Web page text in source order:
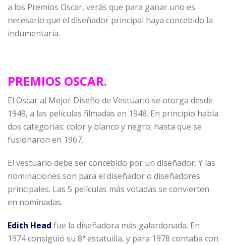
a los Premios Oscar, verás que para ganar uno es
necesario que el diseñador principal haya concebido la
indumentaria.
PREMIOS OSCAR.
El Oscar al Mejor Diseño de Vestuario se otorga desde
1949, a las películas filmadas en 1948. En principio había
dos categorías: color y blanco y negro; hasta que se
fusionaron en 1967.
El vestuario debe ser concebido por un diseñador. Y las
nominaciones son para el diseñador o diseñadores
principales. Las 5 películas más votadas se convierten
en nominadas.
Edith Head fue la diseñadora más galardonada. En
1974 consiguió su 8ª estatuilla, y para 1978 contaba con